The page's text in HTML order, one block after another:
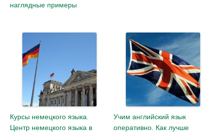
наглядные примеры
Курсы немецкого языка.
Центр немецкого языка в
Учим английский язык
оперативно. Как лучше